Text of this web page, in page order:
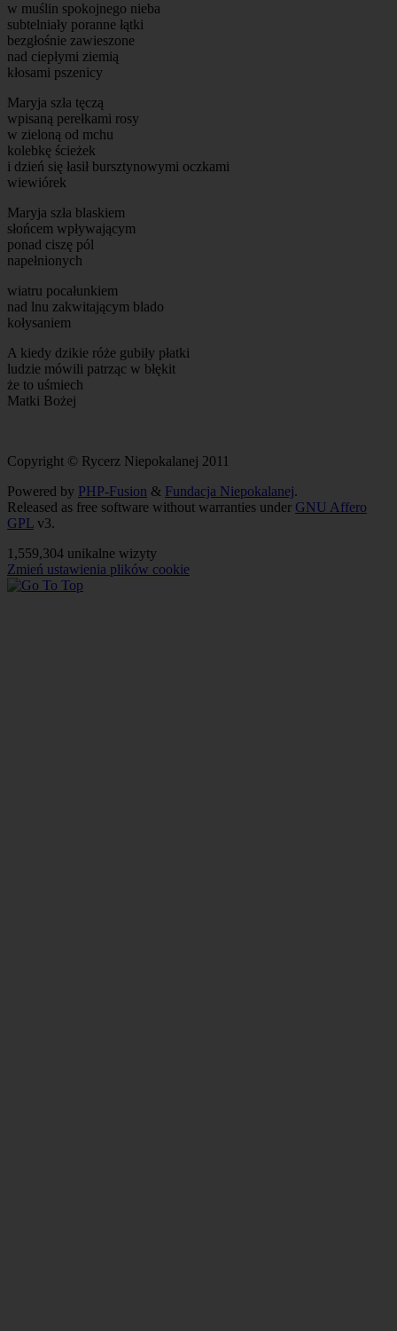
w muślin spokojnego nieba
subtelniały poranne łątki
bezgłośnie zawieszone
nad ciepłymi ziemią
kłosami pszenicy
Maryja szła tęczą
wpisaną perełkami rosy
w zieloną od mchu
kolebkę ścieżek
i dzień się łasił bursztynowymi oczkami
wiewiórek
Maryja szła blaskiem
słońcem wpływającym
ponad ciszę pól
napełnionych
wiatru pocałunkiem
nad lnu zakwitającym blado
kołysaniem
A kiedy dzikie róże gubiły płatki
ludzie mówili patrząc w błękit
że to uśmiech
Matki Bożej
Copyright © Rycerz Niepokalanej 2011
Powered by PHP-Fusion & Fundacja Niepokalanej.
Released as free software without warranties under GNU Affero
GPL v3.
1,559,304 unikalne wizyty
Zmień ustawienia plików cookie